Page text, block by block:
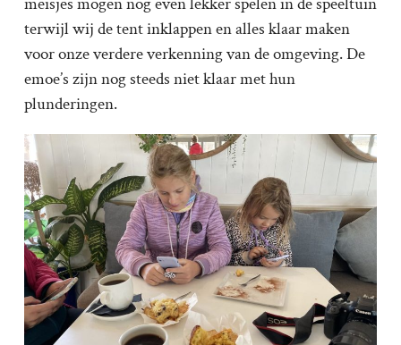
terwijl wij de tent inklappen en alles klaar maken
voor onze verdere verkenning van de omgeving. De
emoe’s zijn nog steeds niet klaar met hun
plunderingen.